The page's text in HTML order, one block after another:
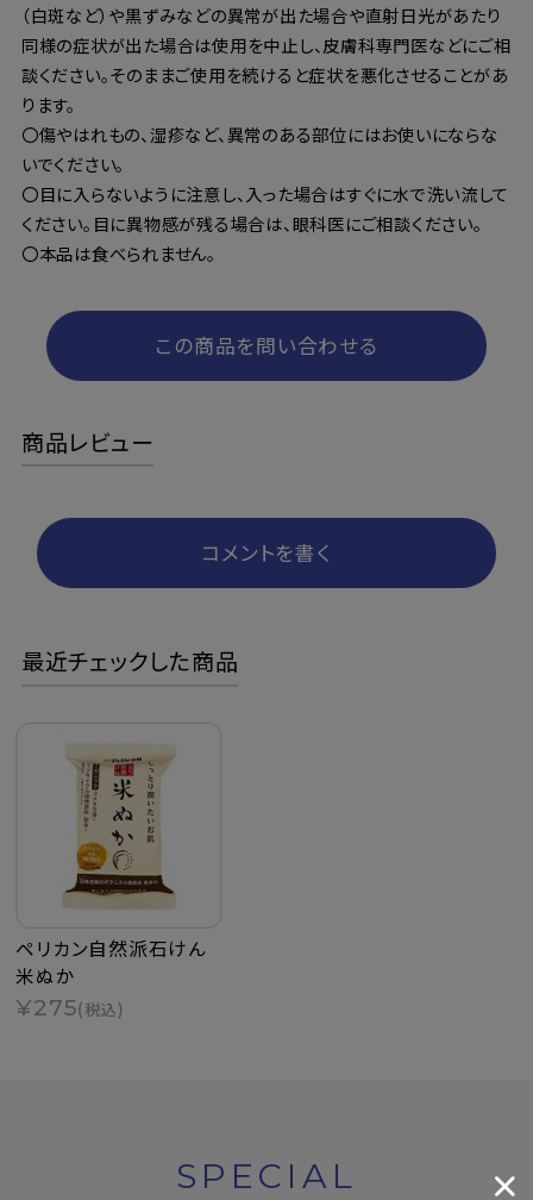
（白斑など）や黒ずみなどの異常が出た場合や直射日光があたり
同様の症状が出た場合は使用を中止し、皮膚科専門医などにご相
談ください。そのままご使用を続けると症状を悪化させることがあ
ります。
〇傷やはれもの、湿疹など、異常のある部位にはお使いにならな
いでください。
〇目に入らないように注意し、入った場合はすぐに水で洗い流して
ください。目に異物感が残る場合は、眼科医にご相談ください。
〇本品は食べられません。
この商品を問い合わせる
商品レビュー
コメントを書く
最近チェックした商品
ペリカン自然派石けん
米ぬか
¥275(税込)
SPECIAL